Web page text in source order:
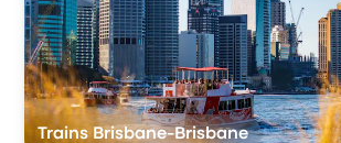
Trains Brisbane-Brisbane